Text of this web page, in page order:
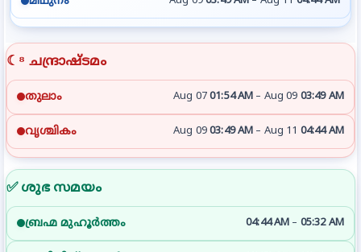
☾⁸ ചന്ദ്രാഷ്ടമം
തുലാം Aug 0701:54 AM – Aug 09 03:49 AM
വൃശ്ചികം Aug 0903:49 AM – Aug 11 04:44 AM
✅ ശുഭ സമയം
ബ്രഹ്മ മുഹൂര്‍ത്തം 04:44 AM – 05:32 AM